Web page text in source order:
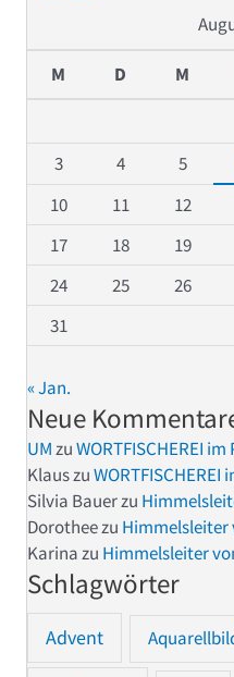
M D M
3
4 5
10
11 12
17
18 19
24
25 26
31
« Jan.
Neue
UMzuWORTFISCHEREI
Klauszu
Silvia Bauerzu
Dorotheezu Himmelsleiter
Karinazu Himmelsleiter
Schlagwörter
Advent